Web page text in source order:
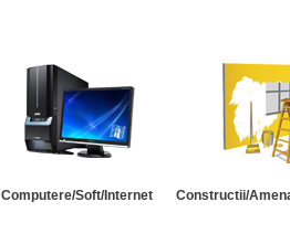
Computere/Soft/Internet Constructii/